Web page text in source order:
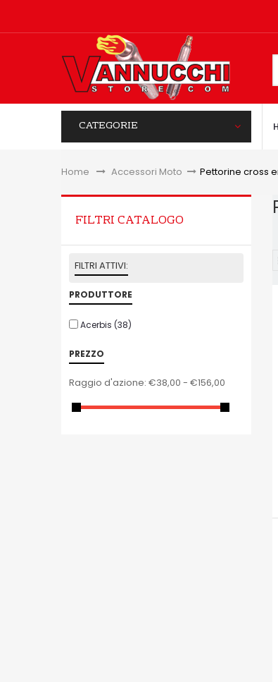
CATEGORIE
Home &gt;Accessori Moto > Pettorine cross
FILTRI CATALOGO
FILTRI ATTIVI:
PRODUTTORE
Acerbis (38)
PREZZO
Raggio d'azione: €38,00 - €156,00